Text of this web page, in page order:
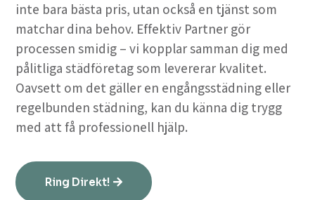
inte bara bästa pris, utan också en tjänst som
matchar dina behov. Effektiv Partner gör
processen smidig – vi kopplar samman dig med
pålitliga städföretag som levererar kvalitet.
Oavsett om det gäller en engångsstädning eller
regelbunden städning, kan du känna dig trygg
med att få professionell hjälp.
Ring Direkt!